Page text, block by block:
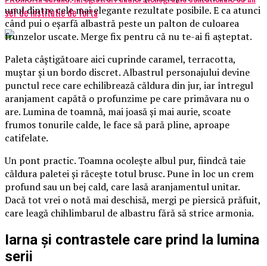
sef de institutie de forta
unul dintre cele mai elegante rezultate posibile. E ca atunci
când pui o eșarfă albastră peste un palton de culoarea
frunzelor uscate. Merge fix pentru că nu te-ai fi așteptat.
Paleta câștigătoare aici cuprinde caramel, terracotta,
muștar și un bordo discret. Albastrul personajului devine
punctul rece care echilibrează căldura din jur, iar întregul
aranjament capătă o profunzime pe care primăvara nu o
are. Lumina de toamnă, mai joasă și mai aurie, scoate
frumos tonurile calde, le face să pară pline, aproape
catifelate.
Un pont practic. Toamna ocolește albul pur, fiindcă taie
căldura paletei și răcește totul brusc. Pune în loc un crem
profund sau un bej cald, care lasă aranjamentul unitar.
Dacă tot vrei o notă mai deschisă, mergi pe piersică prăfuit,
care leagă chihlimbarul de albastru fără să strice armonia.
Iarna și contrastele care prind la lumina
serii